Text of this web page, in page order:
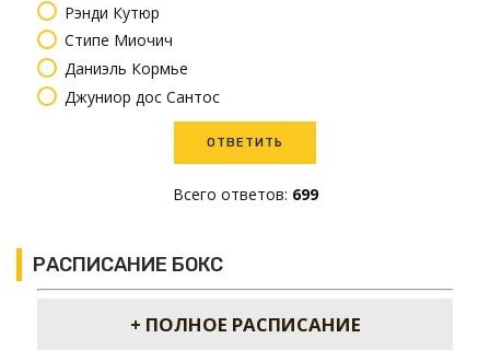
Рэнди Кутюр
Стипе Миочич
Даниэль Кормье
Джуниор дос Сантос
Всего ответов: 699
РАСПИСАНИЕ БОКС
+ ПОЛНОЕ РАСПИСАНИЕ